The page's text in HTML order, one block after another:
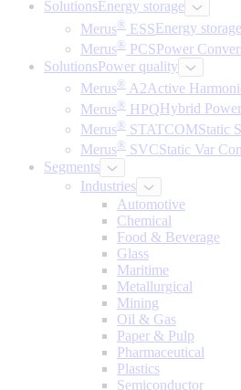
SolutionsEnergy storage
Merus® ESS Energy
Merus® PCSPower
SolutionsPower quality
Merus® A2Active
Merus® HPQ Hybrid
Merus® STATCOMStatic
Merus® SVCStatic Var
Segments
Industries
Automotive
Chemical
Food & Beverage
Glass
Maritime
Metallurgical
Mining
Oil & Gas
Paper & Pulp
Pharmaceutical
Plastics
Semiconductor